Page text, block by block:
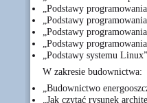
„Podstawy
„Podstawy
„Podstawy
„Podstawy
„Podstawy systemu Linux”
W zakresie budownictwa:
„Budownictwo
„Jak czytać rysunek